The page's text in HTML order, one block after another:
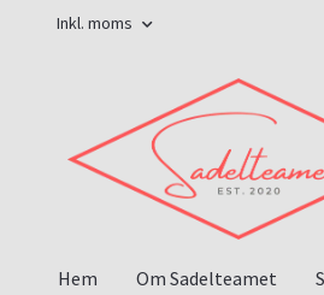
Inkl. moms
Hem Om Sadelteamet